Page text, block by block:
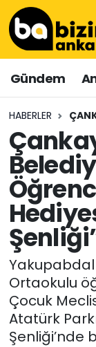
Gündem
HABERLER
Yakupabdal
Ortaokulu
Çocuk
Atatürk
Şenliği’nde
Hava
Trafik
Süper
Tüm
Son
Haber